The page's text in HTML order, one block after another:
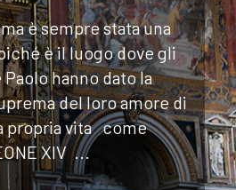
è sempre stata una
è il luogo dove gli
hanno dato la
del loro amore di
propria vita come
XIV ...